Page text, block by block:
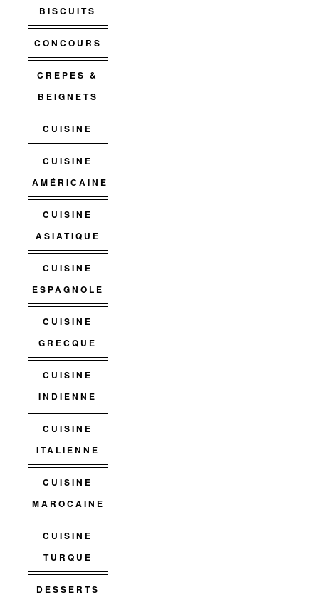
BISCUITS
CONCOURS
CRÊPES &
BEIGNETS
CUISINE
CUISINE
AMÉRICAINE
CUISINE
ASIATIQUE
CUISINE
ESPAGNOLE
CUISINE
GRECQUE
CUISINE
INDIENNE
CUISINE
ITALIENNE
CUISINE
MAROCAINE
CUISINE
TURQUE
DESSERTS